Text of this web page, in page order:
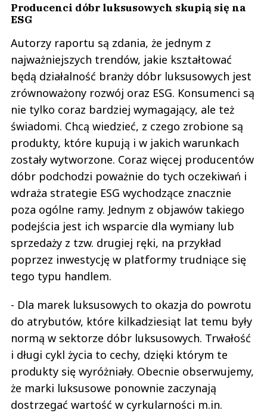
Producenci dóbr luksusowych skupią się na
ESG
Autorzy raportu są zdania, że jednym z
najważniejszych trendów, jakie kształtować
będą działalność branży dóbr luksusowych jest
zrównoważony rozwój oraz ESG. Konsumenci są
nie tylko coraz bardziej wymagający, ale też
świadomi. Chcą wiedzieć, z czego zrobione są
produkty, które kupują i w jakich warunkach
zostały wytworzone. Coraz więcej producentów
dóbr podchodzi poważnie do tych oczekiwań i
wdraża strategie ESG wychodzące znacznie
poza ogólne ramy. Jednym z objawów takiego
podejścia jest ich wsparcie dla wymiany lub
sprzedaży z tzw. drugiej ręki, na przykład
poprzez inwestycję w platformy trudniące się
tego typu handlem.
- Dla marek luksusowych to okazja do powrotu
do atrybutów, które kilkadziesiąt lat temu były
normą w sektorze dóbr luksusowych. Trwałość
i długi cykl życia to cechy, dzięki którym te
produkty się wyróżniały. Obecnie obserwujemy,
że marki luksusowe ponownie zaczynają
dostrzegać wartość w cyrkularności m.in.